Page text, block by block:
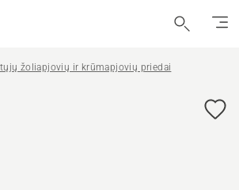
žoliapjovių ir krūmapjovių priedai